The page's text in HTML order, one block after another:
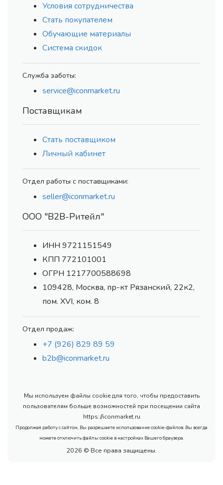
Условия сотрудничества
Стать покупателем
Обучающие материалы
Система скидок
Служба заботы:
service@iconmarket.ru
Поставщикам
Стать поставщиком
Личный кабинет
Отдел работы с поставщиками:
seller@iconmarket.ru
ООО "В2В-Ритейл"
ИНН 9721151549
КПП 772101001
ОГРН 1217700588698
109428, Москва, пр-кт Рязанский, 22к2,
пом. XVI, ком. 8
Отдел продаж:
+7 (926) 829 89 59
b2b@iconmarket.ru
Мы используем файлы cookie для того, чтобы предоставить
пользователям больше возможностей при посещении сайта
https://iconmarket.ru
Продолжая работу с сайтом, Вы разрешаете использование cookie-файлов. Вы всегда
можете отключить файлы cookie в настройках Вашего браузера.
2026 © Все права защищены.